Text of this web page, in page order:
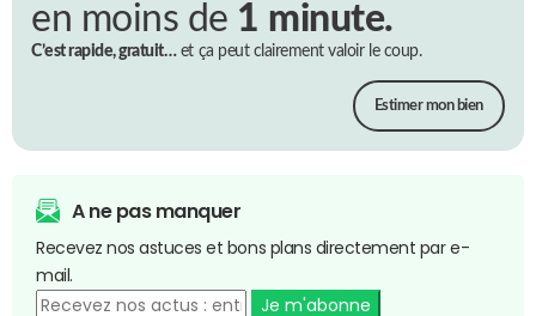
en moins de 1 minute.
C’est rapide, gratuit…et ça peut clairement valoir le coup.
Estimer mon bien
A ne pas manquer
Recevez nos astuces et bons plans directement par e-
mail.
Je m'abonne